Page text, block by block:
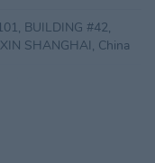
BUILDING #42,
SHANGHAI, China